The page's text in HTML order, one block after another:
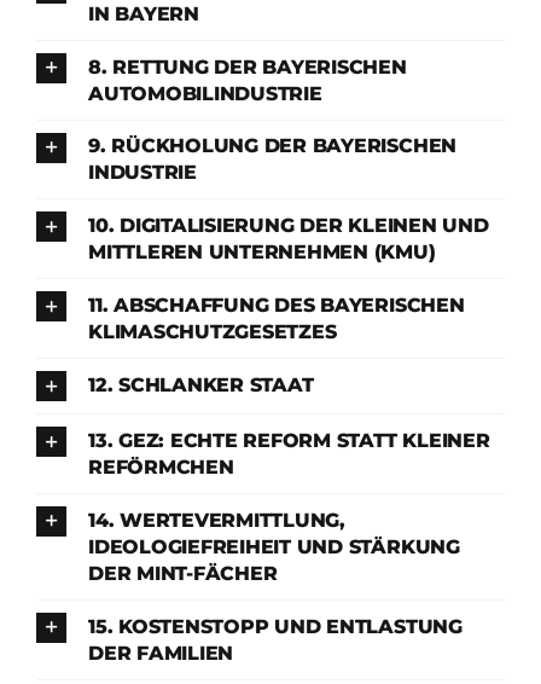
IN BAYERN
8. RETTUNG DER BAYERISCHEN
AUTOMOBILINDUSTRIE
9. RÜCKHOLUNG DER BAYERISCHEN
INDUSTRIE
10. DIGITALISIERUNG DER KLEINEN UND
MITTLEREN UNTERNEHMEN (KMU)
11. ABSCHAFFUNG DES BAYERISCHEN
KLIMASCHUTZGESETZES
12. SCHLANKER STAAT
13. GEZ: ECHTE REFORM STATT KLEINER
REFÖRMCHEN
14. WERTEVERMITTLUNG,
IDEOLOGIEFREIHEIT UND STÄRKUNG
DER MINT-FÄCHER
15. KOSTENSTOPP UND ENTLASTUNG
DER FAMILIEN